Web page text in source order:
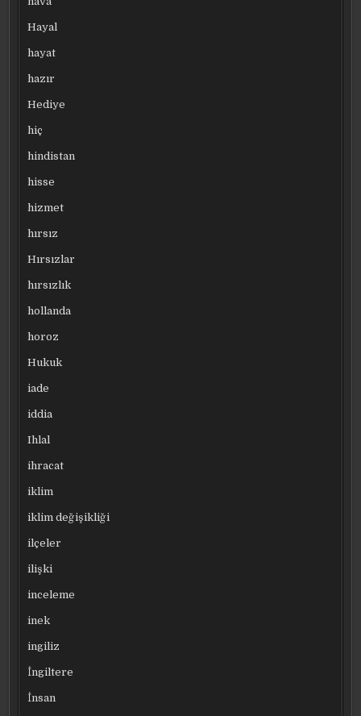
Hayal
hayat
hazır
Hediye
hiç
hindistan
hisse
hizmet
hırsız
Hırsızlar
hırsızlık
hollanda
horoz
Hukuk
iade
iddia
Ihlal
ihracat
iklim
iklim değişikliği
ilçeler
ilişki
inceleme
inek
ingiliz
İngiltere
İnsan